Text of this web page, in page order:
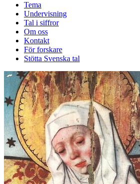
Tema
Undervisning
Tal i siffror
Om oss
Kontakt
För forskare
Stötta Svenska tal